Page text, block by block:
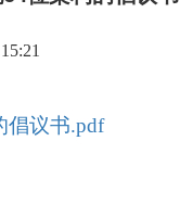
倡议书.pdf